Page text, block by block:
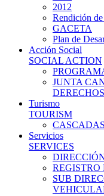
2012
Rendición
GACETA
Plan de
Acción Social
SOCIAL ACTION
JUNTA
DERECHOS
Turismo
TOURISM
CASCADAS
Servicios
SERVICES
REGISTRO
SUB